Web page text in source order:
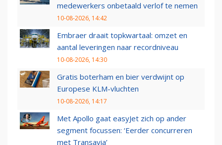
medewerkers onbetaald verlof te nemen
10-08-2026, 14:42
Embraer draait topkwartaal: omzet en
aantal leveringen naar recordniveau
10-08-2026, 14:30
Gratis boterham en bier verdwijnt op
Europese KLM-vluchten
10-08-2026, 14:17
Met Apollo gaat easyJet zich op ander
segment focussen: ‘Eerder concurreren
met Transavia’